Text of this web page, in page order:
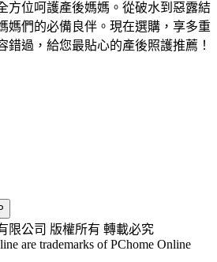
方位呵護產後媽媽。從破水到惡露結
媽們的必備良伴。現在選購，享多重
錯過，給您最貼心的產後照護推薦！
限公司 版權所有 轉載必究
are trademarks of PChome Online